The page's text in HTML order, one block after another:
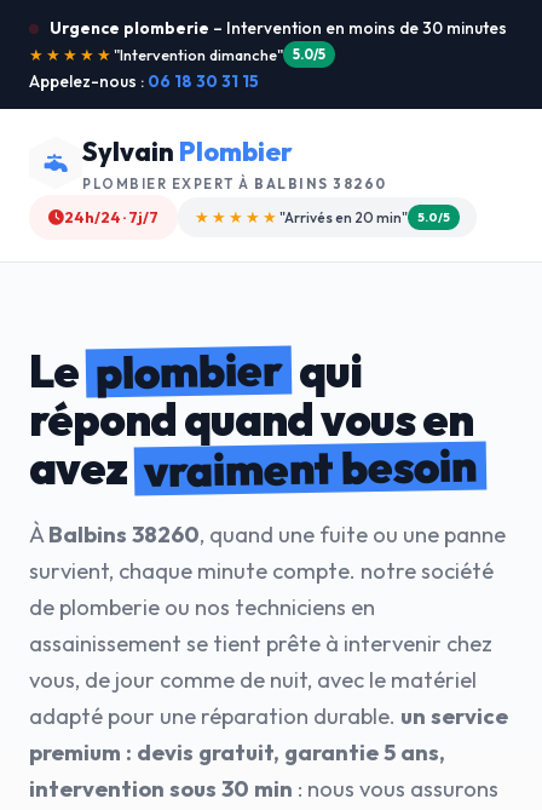
Urgence plomberie – Intervention en moins de 30 minutes
★★★★★"Je recommande !" 4.9/5
Appelez-nous : 06 18 30 31 15
Sylvain Plombier
PLOMBIER EXPERT À BALBINS 38260
24h/24 · 7j/7 ★★★★☆ "Devis gratuit" 4.8/5
Leplombierqui
répond quand vous en
avezvraiment besoin
ÀBalbins 38260, quand une fuite ou une panne
survient, chaque minute compte. notre société
de plomberie ou nos techniciens en
assainissement se tient prête à intervenir chez
vous, de jour comme de nuit, avec le matériel
adapté pour une réparation durable. un service
premium : devis gratuit, garantie 5 ans,
intervention sous 30 min : nous vous assurons